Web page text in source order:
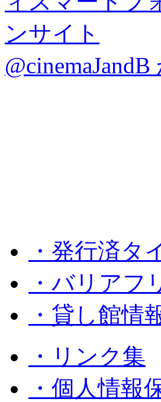
・発行済タ
・バリアフ
・貸し館情
・リンク集
・個人情報